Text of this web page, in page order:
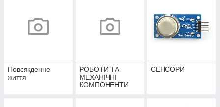
Повсякденне
життя
РОБОТИ ТА
МЕХАНІЧНІ
КОМПОНЕНТИ
СЕНСОРИ